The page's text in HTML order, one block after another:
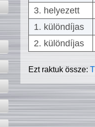
3. helyezett
1. különdíjas
2. különdíjas
Ezt raktuk össze: